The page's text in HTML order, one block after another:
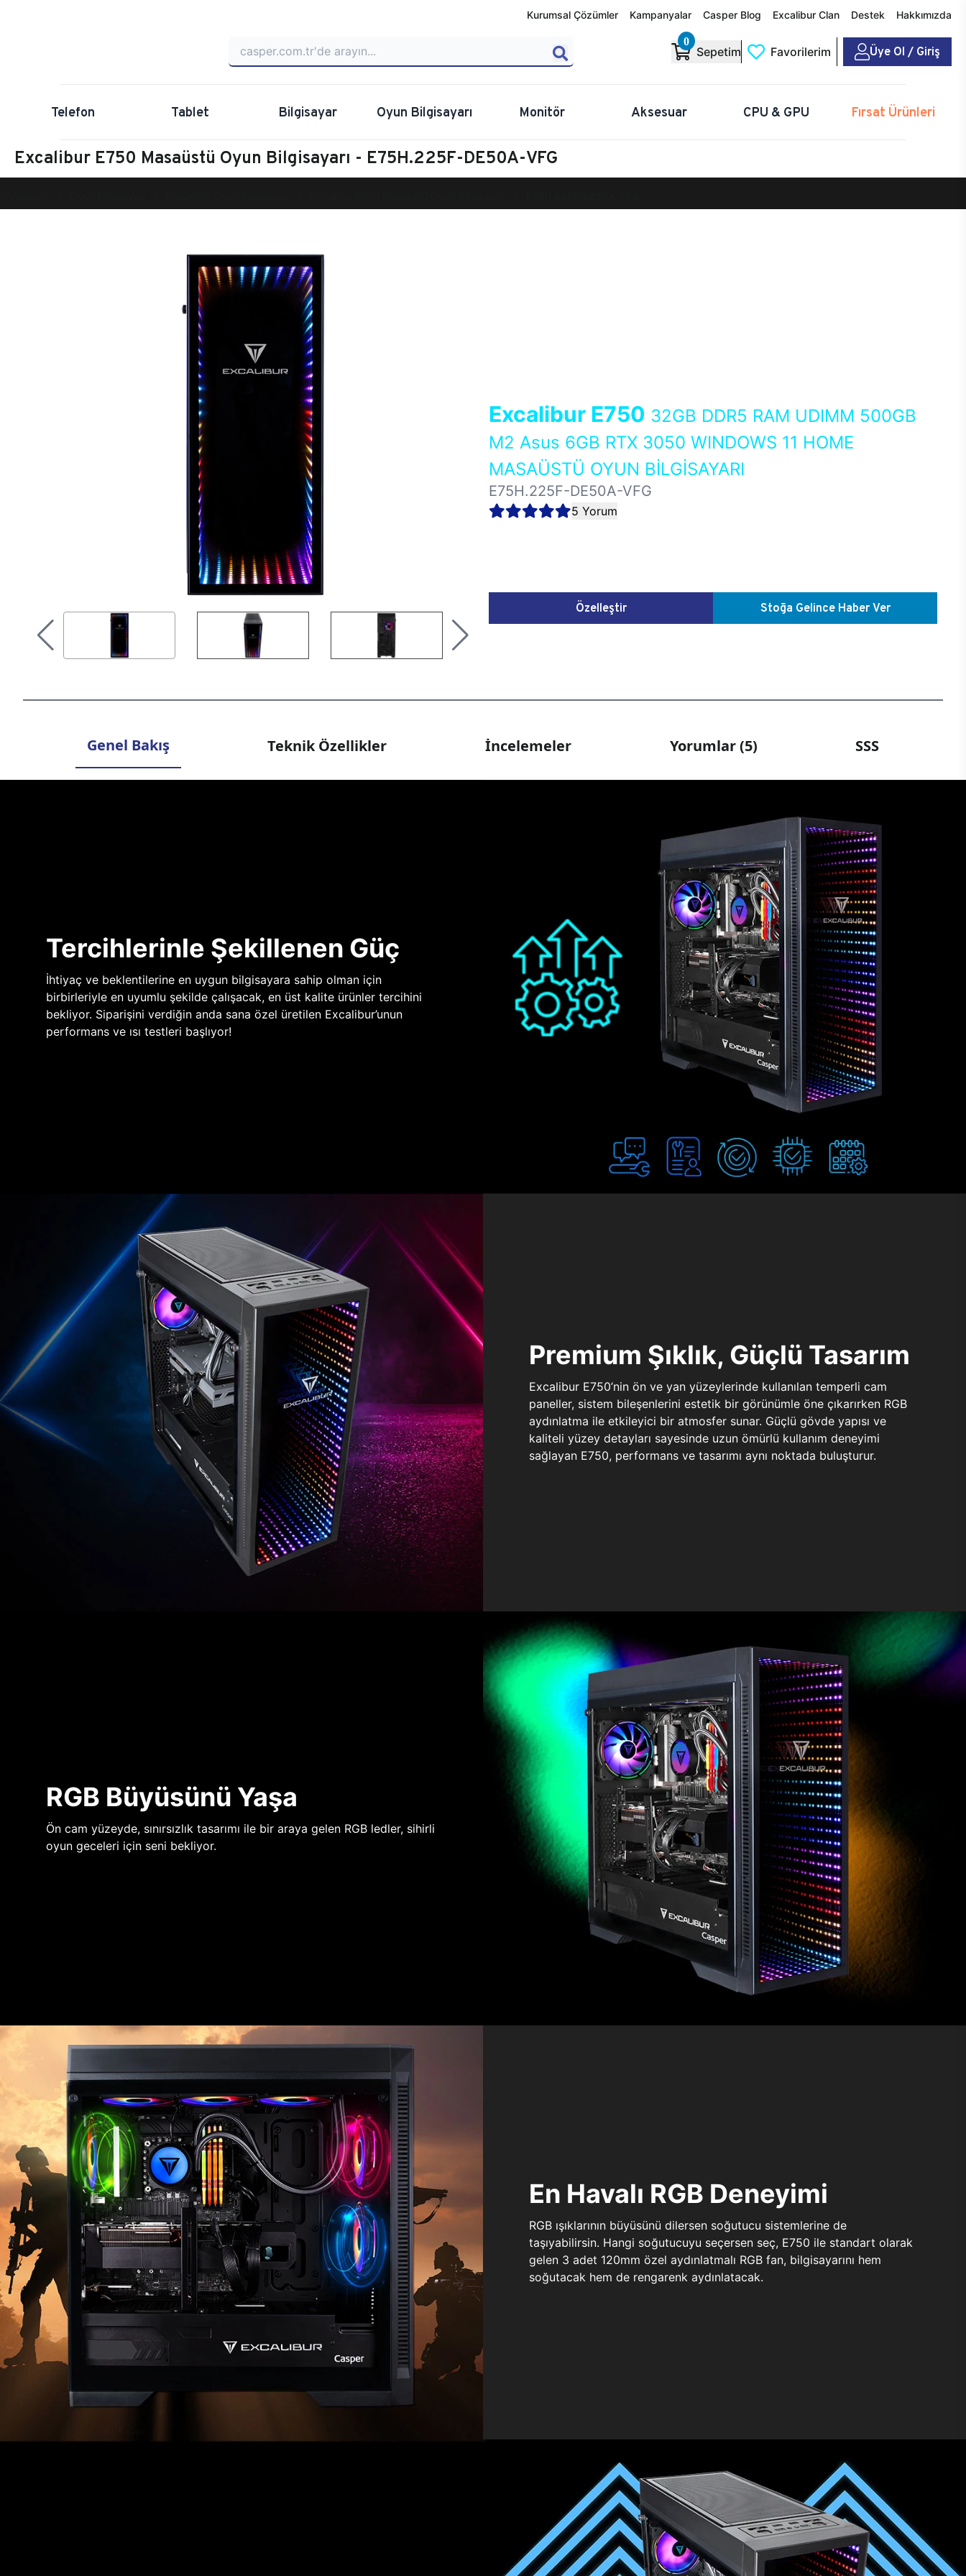
Kurumsal Çözümler Kampanyalar Casper Blog Excalibur Clan Destek Hakkımızda
0
Sepetim Favorilerim Üye Ol / Giriş
Telefon Tablet Bilgisayar Oyun Bilgisayarı Monitör Aksesuar CPU & GPU Fırsat Ürünleri
Excalibur E750 Masaüstü Oyun Bilgisayarı - E75H.225F-DE50A-VFG
Excalibur E750 32GB DDR5 RAM UDIMM 500GB
M2 Asus 6GB RTX 3050 WINDOWS 11 HOME
MASAÜSTÜ OYUN BİLGİSAYARI
E75H.225F-DE50A-VFG
5 Yorum
Özelleştir Stoğa Gelince Haber Ver
Genel Bakış Teknik Özellikler İncelemeler Yorumlar (5) SSS
Tercihlerinle Şekillenen Güç
İhtiyaç ve beklentilerine en uygun bilgisayara sahip olman için
birbirleriyle en uyumlu şekilde çalışacak, en üst kalite ürünler tercihini
bekliyor. Siparişini verdiğin anda sana özel üretilen Excalibur’unun
performans ve ısı testleri başlıyor!
Premium Şıklık, Güçlü Tasarım
Excalibur E750’nin ön ve yan yüzeylerinde kullanılan temperli cam
paneller, sistem bileşenlerini estetik bir görünümle öne çıkarırken RGB
aydınlatma ile etkileyici bir atmosfer sunar. Güçlü gövde yapısı ve
kaliteli yüzey detayları sayesinde uzun ömürlü kullanım deneyimi
sağlayan E750, performans ve tasarımı aynı noktada buluşturur.
RGB Büyüsünü Yaşa
Ön cam yüzeyde, sınırsızlık tasarımı ile bir araya gelen RGB ledler, sihirli
oyun geceleri için seni bekliyor.
En Havalı RGB Deneyimi
RGB ışıklarının büyüsünü dilersen soğutucu sistemlerine de
taşıyabilirsin. Hangi soğutucuyu seçersen seç, E750 ile standart olarak
gelen 3 adet 120mm özel aydınlatmalı RGB fan, bilgisayarını hem
soğutacak hem de rengarenk aydınlatacak.